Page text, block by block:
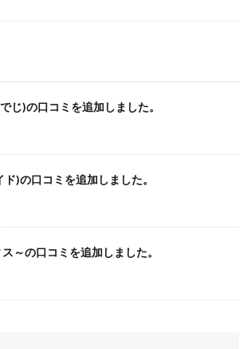
じ)の口コミを追加しました。
)の口コミを追加しました。
～の口コミを追加しました。